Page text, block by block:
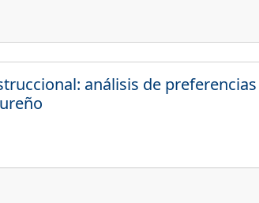
análisis de preferencias